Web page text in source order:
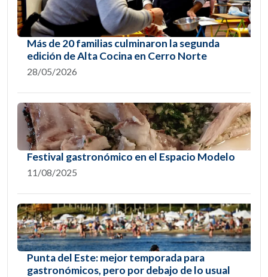
Más de 20 familias culminaron la segunda
edición de Alta Cocina en Cerro Norte
28/05/2026
Festival gastronómico en el Espacio Modelo
11/08/2025
Punta del Este: mejor temporada para
gastronómicos, pero por debajo de lo usual